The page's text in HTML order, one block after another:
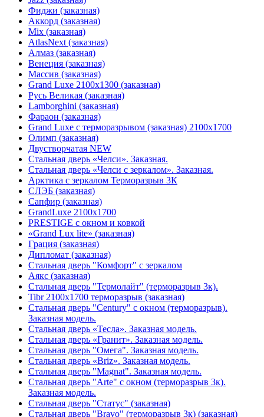
Фиджи (заказная)
Аккорд (заказная)
Mix (заказная)
AtlasNext (заказная)
Алмаз (заказная)
Венеция (заказная)
Массив (заказная)
Grand Luxe 2100х1300 (заказная)
Русь Великая (заказная)
Lamborghini (заказная)
Фараон (заказная)
Grand Luxe с терморазрывом (заказная) 2100х1700
Олимп (заказная)
Двустворчатая NEW
Стальная дверь «Челси». Заказная.
Стальная дверь «Челси с зеркалом». Заказная.
Арктика с зеркалом Терморазрыв 3К
СЛЭБ (заказная)
Сапфир (заказная)
GrandLuxe 2100х1700
PRESTIGE с окном и ковкой
«Grand Lux lite» (заказная)
Гpация (заказная)
Дипломат (заказная)
Стальная дверь "Комфорт" с зеркалом
Аякс (заказная)
Стальная дверь "Термолайт" (терморазрыв 3к).
Tibr 2100х1700 терморазрыв (заказная)
Стальная дверь "Century" с окном (терморазрыв).
Заказная модель.
Стальная дверь «Тесла». Заказная модель.
Стальная дверь «Гранит». Заказная модель.
Стальная дверь "Омега". Заказная модель.
Стальная дверь «Briz». Заказная модель.
Стальная дверь "Magnat". Заказная модель.
Стальная дверь "Arte" с окном (терморазрыв 3к).
Заказная модель.
Стальная дверь "Статус" (заказная)
Стальная дверь "Bravo" (терморазрыв 3к) (заказная)